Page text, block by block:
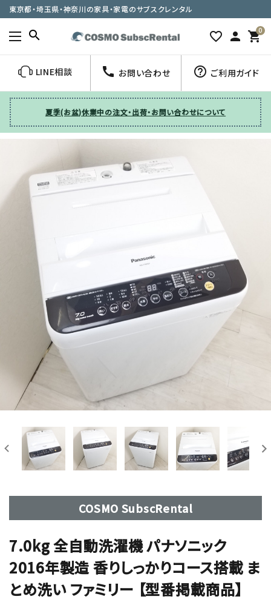
東京都・埼玉県・神奈川の家具・家電のサブスクレンタル
search favorite_border person 0
shopping_cart
LINE相談 call お問い合わせ help_outline ご利用ガイド
夏季(お盆)休業中の注文・出荷・お問い合わせについて
COSMO SubscRental
7.0kg 全自動洗濯機 パナソニック
2016年製造 香りしっかりコース搭載 ま
とめ洗い ファミリー 【型番掲載商品】